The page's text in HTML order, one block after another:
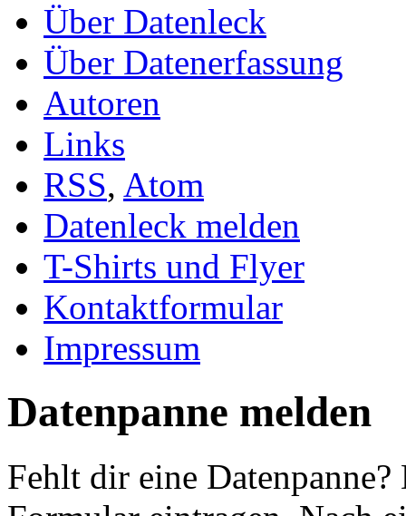
Über Datenleck
Über Datenerfassung
Autoren
Links
RSS, Atom
Datenleck melden
T-Shirts und Flyer
Kontaktformular
Impressum
Datenpanne melden
Fehlt dir eine